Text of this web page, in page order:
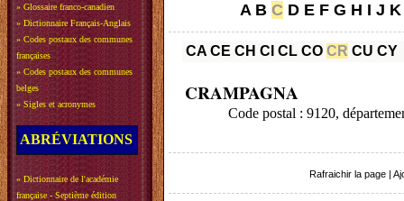
» Glossaire franco-canadien
» Dictionnaire Français-Anglais
» Codes postaux des communes
françaises
» Codes postaux des communes
belges
» Sigles et acronymes
ABRÉVIATIONS
» Dictionnaire de l'académie
française - Septième édition
A B C D E F G H I J K
CA CE CH CI CL CO CR CU CY
CRAMPAGNA
Code postal : 9120,
Rafraichir la page